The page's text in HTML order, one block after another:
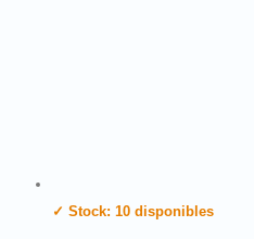
✓ Stock: 10 disponibles